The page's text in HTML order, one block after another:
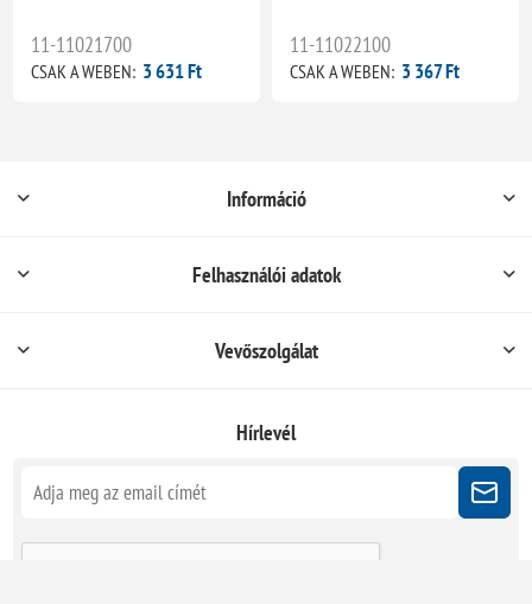
11-11021700
CSAK A WEBEN: 3 631 Ft
11-11022100
CSAK A WEBEN: 3 367 Ft
Információ
Felhasználói adatok
Vevőszolgálat
Hírlevél